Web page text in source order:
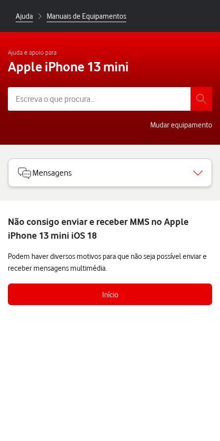
Ajuda Manuais de Equipamentos
Ajuda e apoio para
Apple iPhone 13 mini
Mudar equipamento
Mensagens
Não consigo enviar e receber MMS no Apple
iPhone 13 mini iOS 18
Podem haver diversos motivos para que não seja possível enviar e
receber mensagens multimédia.
Início